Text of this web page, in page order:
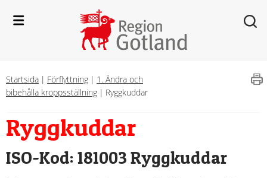
Startsida | Förflyttning | 1. Ändra och
bibehålla kroppsställning | Ryggkuddar
Ryggkuddar
ISO-Kod: 181003 Ryggkuddar